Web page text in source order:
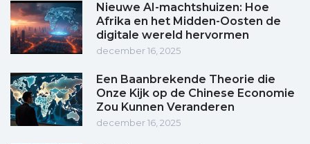
Nieuwe AI-machtshuizen: Hoe
Afrika en het Midden-Oosten de
digitale wereld hervormen
december 16, 2025
Een Baanbrekende Theorie die
Onze Kijk op de Chinese Economie
Zou Kunnen Veranderen
december 16, 2025